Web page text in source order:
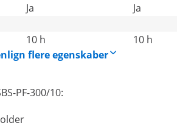
Ja
Ja
10 h
10 h
flere egenskaber
PF-300/10: